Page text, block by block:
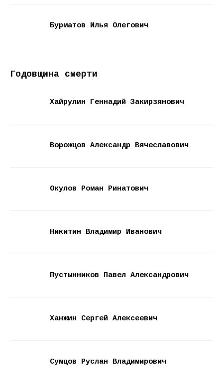
Бурматов Илья Олегович
Годовщина смерти
Хайрулин Геннадий Закирзянович
Ворожцов Александр Вячеславович
Окулов Роман Ринатович
Никитин Владимир Иванович
Пустынников Павел Александрович
Ханжин Сергей Алексеевич
Сумцов Руслан Владимирович